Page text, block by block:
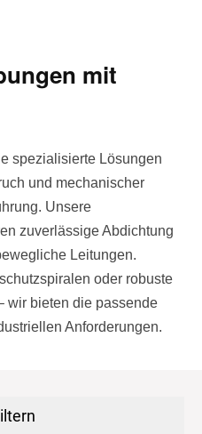
mit
spezialisierte Lösungen
und mechanischer
Unsere
zuverlässige Abdichtung
Leitungen.
oder robuste
wir bieten die passende
Anforderungen.